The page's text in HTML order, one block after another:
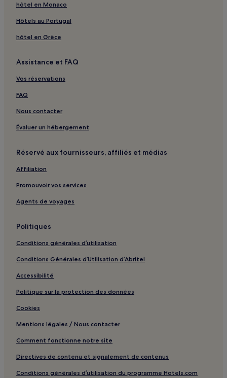
hôtel en Monaco
Hôtels au Portugal
hôtel en Grèce
Assistance et FAQ
Vos réservations
FAQ
Nous contacter
Évaluer un hébergement
Réservé aux fournisseurs, affiliés et médias
Affiliation
Promouvoir vos services
Agents de voyages
Politiques
Conditions générales d’utilisation
Conditions Générales d’Utilisation d’Abritel
Accessibilité
Politique sur la protection des données
Cookies
Mentions légales / Nous contacter
Comment fonctionne notre site
Directives de contenu et signalement de contenus
Conditions générales d’utilisation du programme Hotels.com